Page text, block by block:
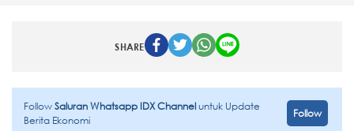
SHARE
FollowSaluran Whatsapp IDX Channeluntuk Update
Berita Ekonomi
Follow